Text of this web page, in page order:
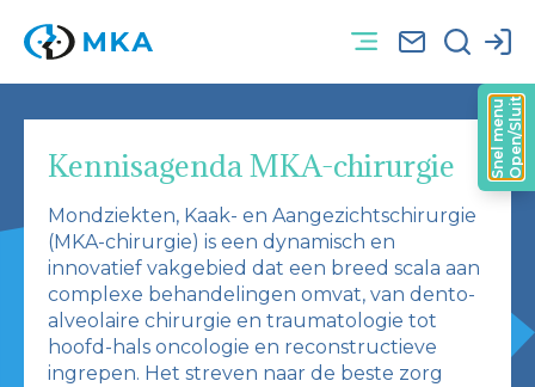
Kennisagenda MKA-chirurgie
Mondziekten, Kaak- en Aangezichtschirurgie
(MKA-chirurgie) is een dynamisch en
innovatief vakgebied dat een breed scala aan
complexe behandelingen omvat, van dento-
alveolaire chirurgie en traumatologie tot
hoofd-hals oncologie en reconstructieve
ingrepen. Het streven naar de beste zorg
Open/Sluit
Snel menu